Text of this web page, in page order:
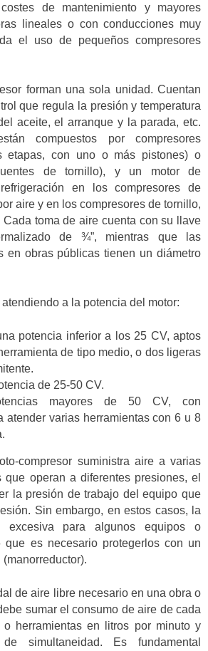
de mantenimiento y mayores
lineales o con conducciones muy
el uso de pequeños compresores
forman una sola unidad. Cuentan
que regula la presión y temperatura
aceite, el arranque y la parada, etc.
compuestos por compresores
etapas, con uno o más pistones) o
de tornillo), y un motor de
en los compresores de
aire y en los compresores de tornillo,
toma de aire cuenta con su llave
de ¾”, mientras que las
en obras públicas tienen un diámetro
a la potencia del motor:
potencia inferior a los 25 CV, aptos
de tipo medio, o dos ligeras
de 25-50 CV.
mayores de 50 CV, con
atender varias herramientas con 6 u 8
compresor suministra aire a varias
que operan a diferentes presiones, el
la presión de trabajo del equipo que
Sin embargo, en estos casos, la
excesiva para algunos equipos o
que es necesario protegerlos con un
de aire libre necesario en una obra o
sumar el consumo de aire de cada
herramientas en litros por minuto y
simultaneidad. Es fundamental